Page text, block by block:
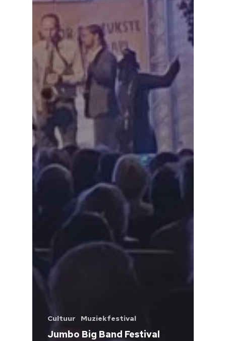
Cultuur Muziekfestival
Jumbo Big Band Festival